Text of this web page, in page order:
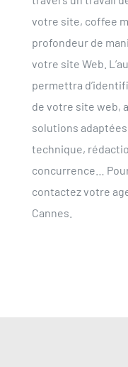
votre site, coffee
profondeur de
votre site Web.
permettra
de votre site web,
solutions
technique,
concurrence…
contactez votre
Cannes.